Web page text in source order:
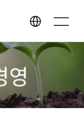
영역
오에너지
영